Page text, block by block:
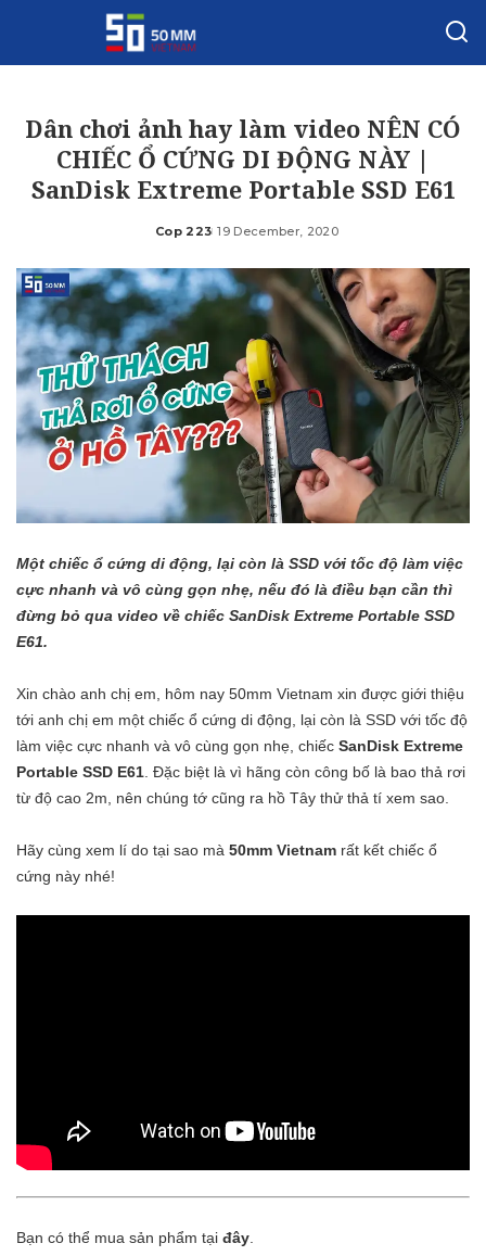
Dân chơi ảnh hay làm video NÊN CÓ
CHIẾC Ổ CỨNG DI ĐỘNG NÀY |
SanDisk Extreme Portable SSD E61
Posted
Cop 223 19 December, 2020
Một chiếc ổ cứng di động, lại còn là SSD với tốc độ làm việc
cực nhanh và vô cùng gọn nhẹ, nếu đó là điều bạn cần thì
đừng bỏ qua video về chiếc SanDisk Extreme Portable SSD
E61.
Xin chào anh chị em, hôm nay 50mm Vietnam xin được giới thiệu
tới anh chị em một chiếc ổ cứng di động, lại còn là SSD với tốc độ
làm việc cực nhanh và vô cùng gọn nhẹ, chiếc SanDisk Extreme
Portable SSD E61 . Đặc biệt là vì hãng còn công bố là bao thả rơi
từ độ cao 2m, nên chúng tớ cũng ra hồ Tây thử thả tí xem sao.
Hãy cùng xem lí do tại sao mà 50mm Vietnam rất kết chiếc ổ
cứng này nhé!
Bạn có thể mua sản phẩm tại đây.